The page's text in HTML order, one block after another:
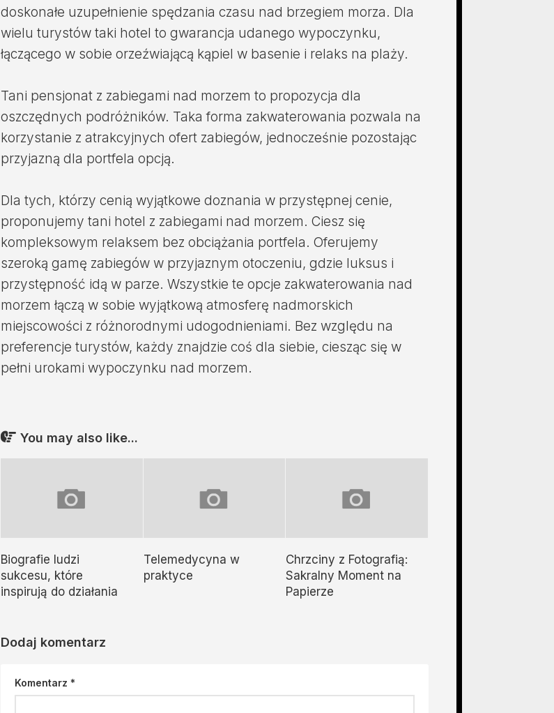
doskonałe uzupełnienie spędzania czasu nad brzegiem morza. Dla
wielu turystów taki hotel to gwarancja udanego wypoczynku,
łączącego w sobie orzeźwiającą kąpiel w basenie i relaks na plaży.
Tani pensjonat z zabiegami nad morzem to propozycja dla
oszczędnych podróżników. Taka forma zakwaterowania pozwala na
korzystanie z atrakcyjnych ofert zabiegów, jednocześnie pozostając
przyjazną dla portfela opcją.
Dla tych, którzy cenią wyjątkowe doznania w przystępnej cenie,
proponujemy tani hotel z zabiegami nad morzem. Ciesz się
kompleksowym relaksem bez obciążania portfela. Oferujemy
szeroką gamę zabiegów w przyjaznym otoczeniu, gdzie luksus i
przystępność idą w parze. Wszystkie te opcje zakwaterowania nad
morzem łączą w sobie wyjątkową atmosferę nadmorskich
miejscowości z różnorodnymi udogodnieniami. Bez względu na
preferencje turystów, każdy znajdzie coś dla siebie, ciesząc się w
pełni urokami wypoczynku nad morzem.
You may also like...
Biografie ludzi
sukcesu, które
inspirują do działania
Telemedycyna w
praktyce
Chrzciny z Fotografią:
Sakralny Moment na
Papierze
Dodaj komentarz
Komentarz *